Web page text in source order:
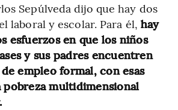
Sepúlveda dijo que hay dos
laboral y escolar. Para él, hay
esfuerzos en que los niños
y sus padres encuentren
empleo formal, con esas
pobreza multidimensional